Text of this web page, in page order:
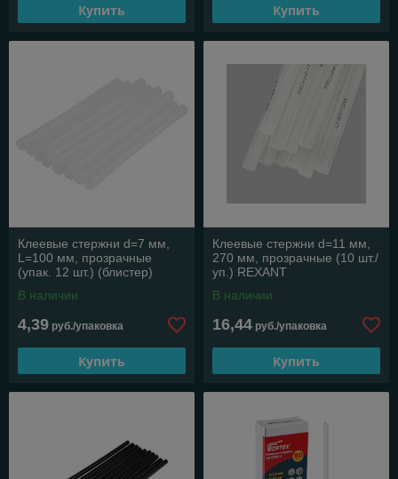
Купить Купить
Клеевые стержни d=7 мм,
L=100 мм, прозрачные
(упак. 12 шт.) (блистер)
В наличии
4,39 руб./упаковка
Купить
Клеевые стержни d=11 мм,
270 мм, прозрачные (10 шт./
уп.) REXANT
В наличии
16,44 руб./упаковка
Купить